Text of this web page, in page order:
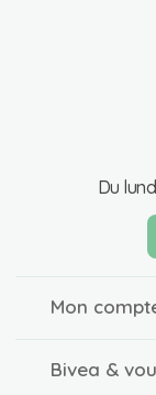
Du
Mon
Bivea &